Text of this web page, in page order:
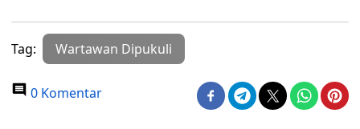
Tag: Wartawan Dipukuli
0 Komentar